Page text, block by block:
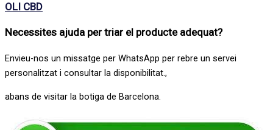
OLI CBD
Necessites ajuda per triar el producte adequat?
Envieu-nos un missatge per WhatsApp per rebre un servei
personalitzat i consultar la disponibilitat.,
abans de visitar la botiga de Barcelona.